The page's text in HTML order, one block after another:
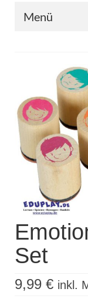
Menü
Zahlungsarten
Versandarten
Kisus Katalog
Newsletter
Kontakt
Log In / Mein
Products
search
Set
9,99 € inkl.